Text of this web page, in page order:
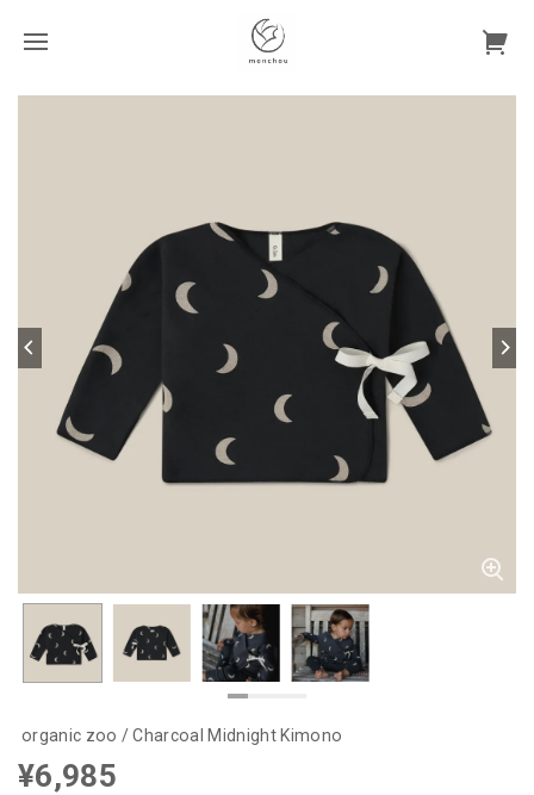
organic zoo / Charcoal Midnight Kimono
¥6,985